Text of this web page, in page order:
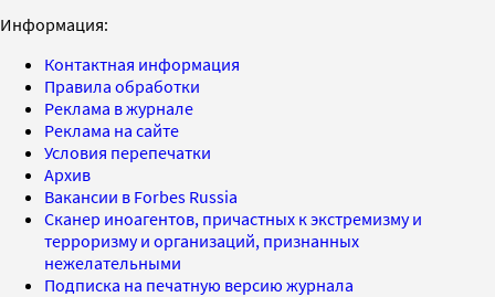
Информация:
Контактная информация
Правила обработки
Реклама в журнале
Реклама на сайте
Условия перепечатки
Архив
Вакансии в Forbes Russia
Сканер иноагентов, причастных к экстремизму и
терроризму и организаций, признанных
нежелательными
Подписка на печатную версию журнала